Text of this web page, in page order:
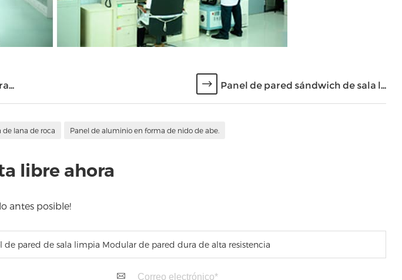
Panel de pared sándwich de sala l...
de lana de roca Panel de aluminio en forma de nido de abe.
libre ahora
antes posible!
de pared de sala limpia Modular de pared dura de alta resistencia